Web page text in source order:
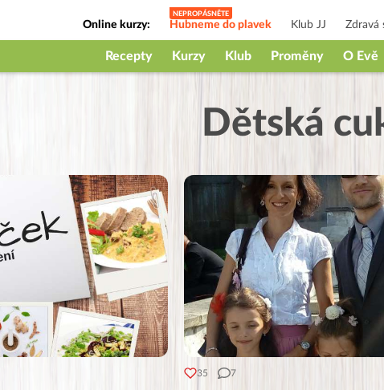
Online kurzy: Hubneme do plavek Klub JJ Zdravá
Jak na babičky
Recepty Kurzy Klub Proměny O Evě
Dětská
35 7